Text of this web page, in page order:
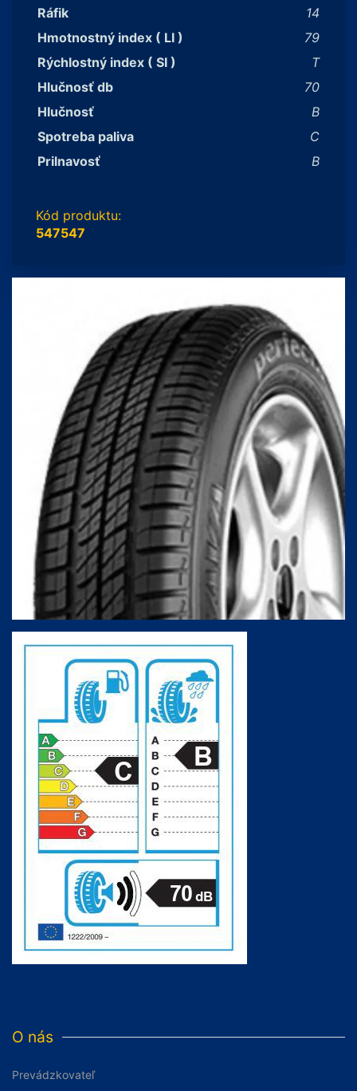
Ráfik
14
Hmotnostný index ( LI )
79
Rýchlostný index ( SI )
T
Hlučnosť db
70
Hlučnosť
B
Spotreba paliva
C
Prilnavosť
B
Kód produktu:
547547
O nás
Prevádzkovateľ